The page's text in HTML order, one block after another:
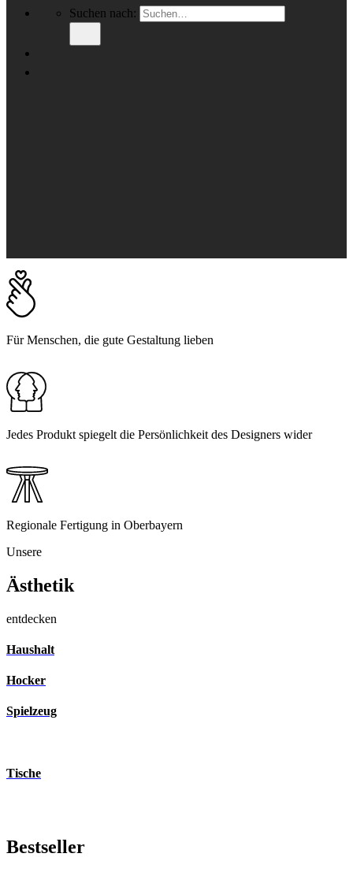
Suchen nach:
Für Menschen, die gute Gestaltung lieben
Jedes Produkt spiegelt die Persönlichkeit des Designers wider
Regionale Fertigung in Oberbayern
Unsere
Ästhetik
entdecken
Haushalt
Hocker
Spielzeug
Tische
Bestseller